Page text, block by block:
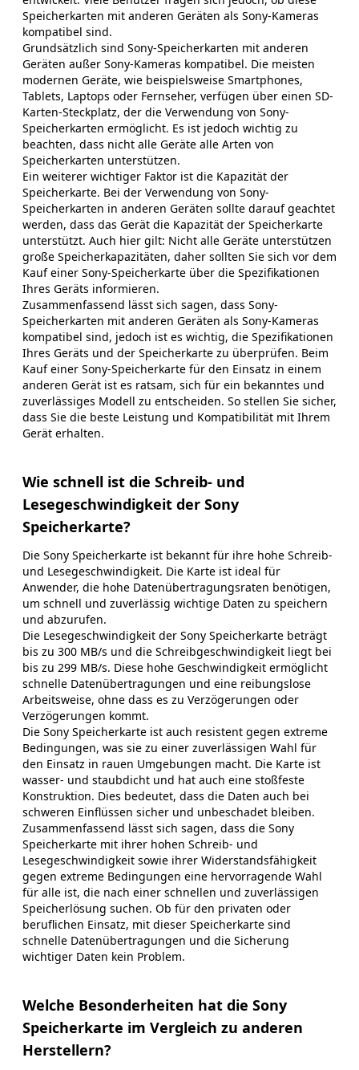
Speicherkarten mit anderen Geräten als Sony-Kameras
kompatibel sind.
Grundsätzlich sind Sony-Speicherkarten mit anderen
Geräten außer Sony-Kameras kompatibel. Die meisten
modernen Geräte, wie beispielsweise Smartphones,
Tablets, Laptops oder Fernseher, verfügen über einen SD-
Karten-Steckplatz, der die Verwendung von Sony-
Speicherkarten ermöglicht. Es ist jedoch wichtig zu
beachten, dass nicht alle Geräte alle Arten von
Speicherkarten unterstützen.
Ein weiterer wichtiger Faktor ist die Kapazität der
Speicherkarte. Bei der Verwendung von Sony-
Speicherkarten in anderen Geräten sollte darauf geachtet
werden, dass das Gerät die Kapazität der Speicherkarte
unterstützt. Auch hier gilt: Nicht alle Geräte unterstützen
große Speicherkapazitäten, daher sollten Sie sich vor dem
Kauf einer Sony-Speicherkarte über die Spezifikationen
Ihres Geräts informieren.
Zusammenfassend lässt sich sagen, dass Sony-
Speicherkarten mit anderen Geräten als Sony-Kameras
kompatibel sind, jedoch ist es wichtig, die Spezifikationen
Ihres Geräts und der Speicherkarte zu überprüfen. Beim
Kauf einer Sony-Speicherkarte für den Einsatz in einem
anderen Gerät ist es ratsam, sich für ein bekanntes und
zuverlässiges Modell zu entscheiden. So stellen Sie sicher,
dass Sie die beste Leistung und Kompatibilität mit Ihrem
Gerät erhalten.
Wie schnell ist die Schreib- und
Lesegeschwindigkeit der Sony
Speicherkarte?
Die Sony Speicherkarte ist bekannt für ihre hohe Schreib-
und Lesegeschwindigkeit. Die Karte ist ideal für
Anwender, die hohe Datenübertragungsraten benötigen,
um schnell und zuverlässig wichtige Daten zu speichern
und abzurufen.
Die Lesegeschwindigkeit der Sony Speicherkarte beträgt
bis zu 300 MB/s und die Schreibgeschwindigkeit liegt bei
bis zu 299 MB/s. Diese hohe Geschwindigkeit ermöglicht
schnelle Datenübertragungen und eine reibungslose
Arbeitsweise, ohne dass es zu Verzögerungen oder
Verzögerungen kommt.
Die Sony Speicherkarte ist auch resistent gegen extreme
Bedingungen, was sie zu einer zuverlässigen Wahl für
den Einsatz in rauen Umgebungen macht. Die Karte ist
wasser- und staubdicht und hat auch eine stoßfeste
Konstruktion. Dies bedeutet, dass die Daten auch bei
schweren Einflüssen sicher und unbeschadet bleiben.
Zusammenfassend lässt sich sagen, dass die Sony
Speicherkarte mit ihrer hohen Schreib- und
Lesegeschwindigkeit sowie ihrer Widerstandsfähigkeit
gegen extreme Bedingungen eine hervorragende Wahl
für alle ist, die nach einer schnellen und zuverlässigen
Speicherlösung suchen. Ob für den privaten oder
beruflichen Einsatz, mit dieser Speicherkarte sind
schnelle Datenübertragungen und die Sicherung
wichtiger Daten kein Problem.
Welche Besonderheiten hat die Sony
Speicherkarte im Vergleich zu anderen
Herstellern?